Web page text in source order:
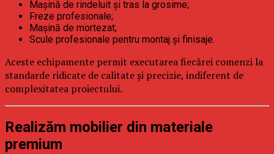
Mașină de rindeluit și tras la grosime;
Freze profesionale;
Mașină de mortezat;
Scule profesionale pentru montaj și finisaje.
Aceste echipamente permit executarea fiecărei comenzi la
standarde ridicate de calitate și precizie, indiferent de
complexitatea proiectului.
Realizăm mobilier din materiale
premium